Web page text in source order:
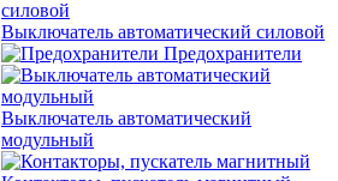
Выключатель автоматический силовой
Предохранители
Выключатель автоматический
модульный